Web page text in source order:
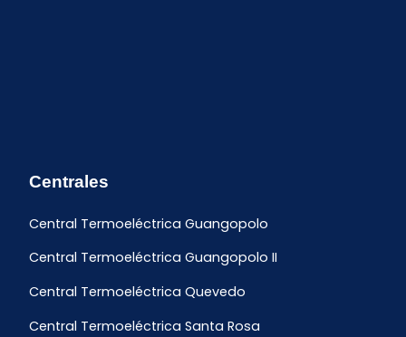
Centrales
Central Termoeléctrica Guangopolo
Central Termoeléctrica Guangopolo II
Central Termoeléctrica Quevedo
Central Termoeléctrica Santa Rosa